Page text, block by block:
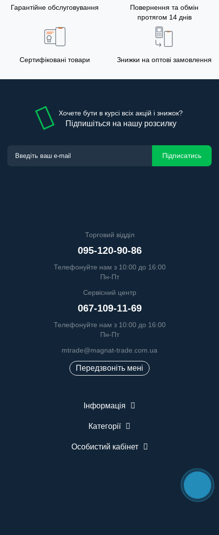
Гарантійне обслуговування
Повернення та обмін
протягом 14 днів
Сертифіковані товари Знижки на оптові замовлення
Хочете бути в курсі всіх акцій і знижок?
Підпишіться на нашу розсилку
Підписатись
Торговий відділ
095-120-90-86
Телефонуйте нам з 10:00 до 16:00
Пн-Пт
Сервісний центр
067-109-11-69
Телефонуйте нам з 10:00 до 16:00
Пн-Пт
mtrade@magnat-trade.com.ua
Передзвоніть мені
Інформація
Категорії
Особистий кабінет